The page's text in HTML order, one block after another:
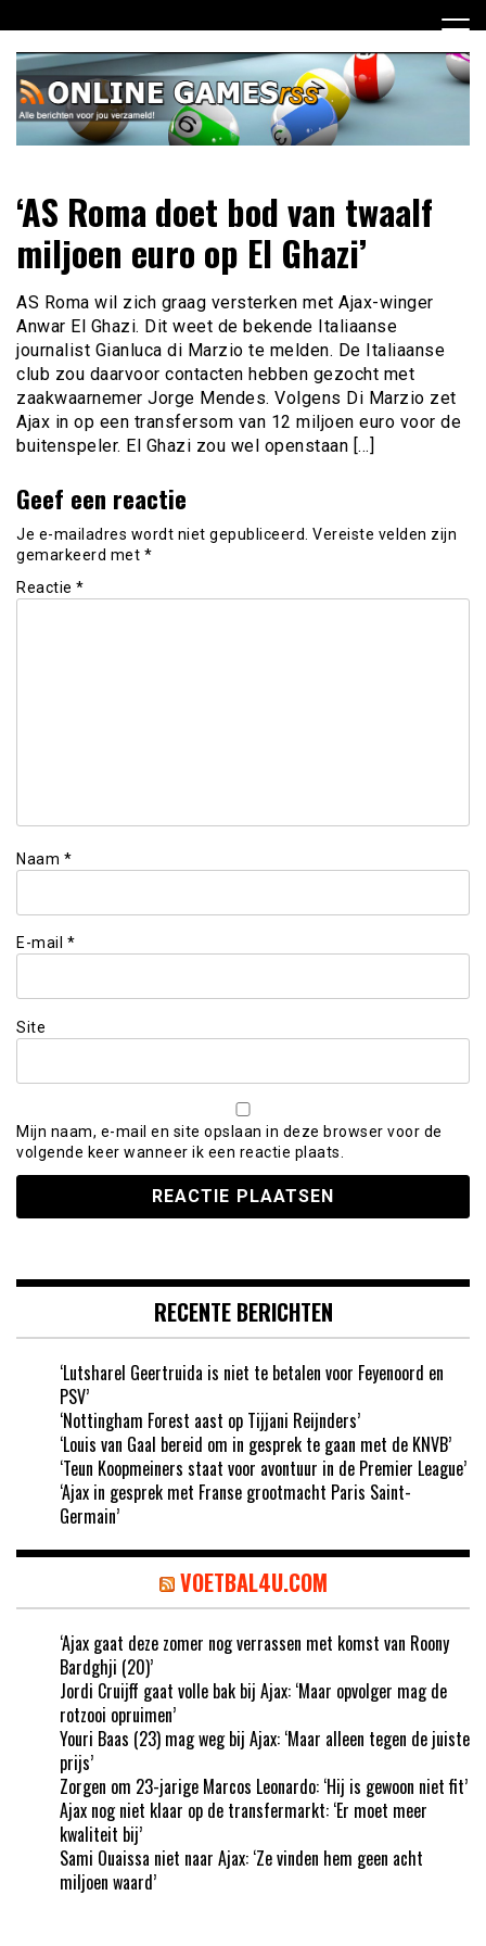
naar
inhoud
Online Games RSS
verzameld
‘AS Roma doet bod van twaalf
miljoen euro op El Ghazi’
AS Roma wil zich graag versterken met Ajax-winger
Anwar El Ghazi. Dit weet de bekende Italiaanse
journalist Gianluca di Marzio te melden. De Italiaanse
club zou daarvoor contacten hebben gezocht met
zaakwaarnemer Jorge Mendes. Volgens Di Marzio zet
Ajax in op een transfersom van 12 miljoen euro voor de
buitenspeler. El Ghazi zou wel openstaan […]
Geef een reactie
Je e-mailadres wordt niet gepubliceerd. Vereiste velden zijn
gemarkeerd met *
Reactie *
Naam *
E-mail *
Site
Mijn naam, e-mail en site opslaan in deze browser voor de
volgende keer wanneer ik een reactie plaats.
RECENTE BERICHTEN
‘Lutsharel Geertruida is niet te betalen voor Feyenoord en
PSV’
‘Nottingham Forest aast op Tijjani Reijnders’
‘Louis van Gaal bereid om in gesprek te gaan met de KNVB’
‘Teun Koopmeiners staat voor avontuur in de Premier League’
‘Ajax in gesprek met Franse grootmacht Paris Saint-
Germain’
VOETBAL4U.COM
‘Ajax gaat deze zomer nog verrassen met komst van Roony
Bardghji (20)’
Jordi Cruijff gaat volle bak bij Ajax: ‘Maar opvolger mag de
rotzooi opruimen’
Youri Baas (23) mag weg bij Ajax: ‘Maar alleen tegen de juiste
prijs’
Zorgen om 23-jarige Marcos Leonardo: ‘Hij is gewoon niet fit’
Ajax nog niet klaar op de transfermarkt: ‘Er moet meer
kwaliteit bij’
Sami Ouaissa niet naar Ajax: ‘Ze vinden hem geen acht
miljoen waard’